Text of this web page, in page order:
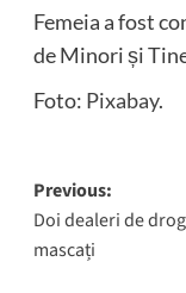
Femeia a fost
de Minori și
Foto: Pixabay.
Post
Previous:
Doi dealeri de
mascați